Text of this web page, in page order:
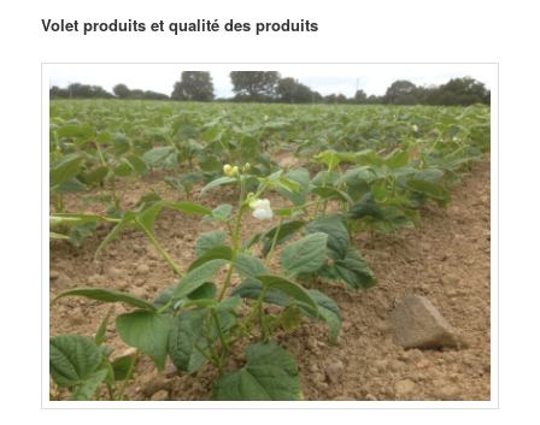
Volet produits et qualité des produits